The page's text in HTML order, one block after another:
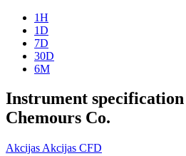
1H
1D
7D
30D
6M
Instrument
Chemours Co.
Akcijas Akcijas CFD